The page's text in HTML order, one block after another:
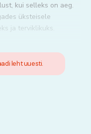
kui selleks on aeg.
üksteisele
ja terviklikuks.
leht uuesti.